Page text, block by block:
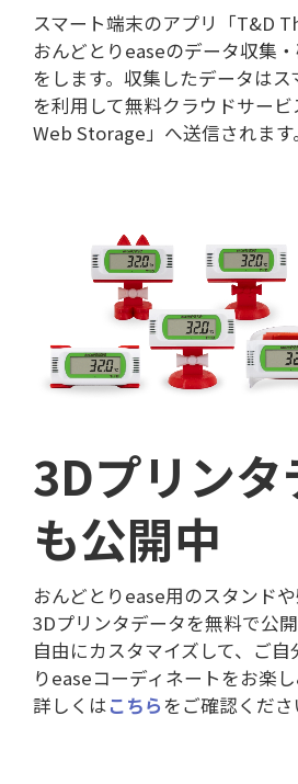
スマート端末のアプリ「T&D
おんどとりeaseのデータ収集
をします。収集したデータは
を利用して無料クラウドサービ
Web Storage」へ送信されます。
3Dプリンタ
も公開中
おんどとりease用のスタンド
3Dプリンタデータを無料で公開
自由にカスタマイズして、ご自
りeaseコーディネートをお楽し
詳しくはこちらをご確認くださ